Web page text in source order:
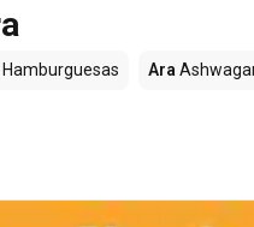
Hamburguesas Ara